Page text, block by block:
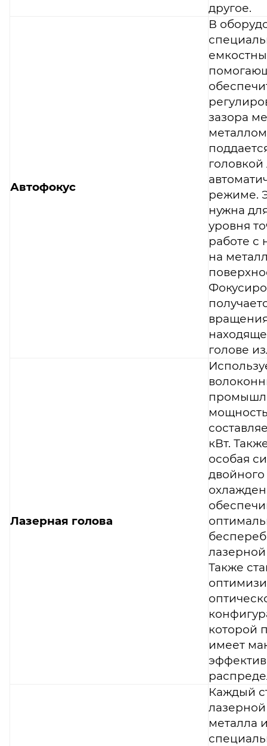
другое.
Автофокус
В
зазора
головкой
режиме.
нужна
уровня
работе с
на
голове
Лазерная голова
кВт.
особая
Также
которой
имеет
Каждый
металла